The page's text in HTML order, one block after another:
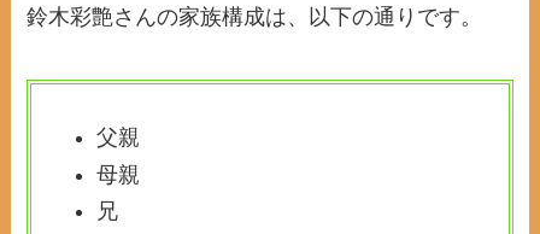
鈴木彩艶さんの家族構成は、以下の通りです。
父親
母親
兄